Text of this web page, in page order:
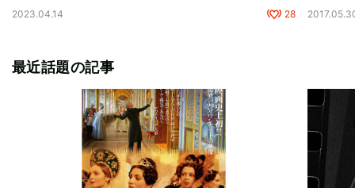
2023.04.14 28
最近話題の記事